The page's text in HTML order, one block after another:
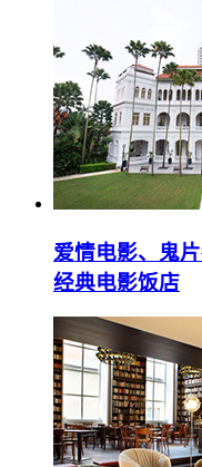
爱情电影、鬼
经典电影饭店